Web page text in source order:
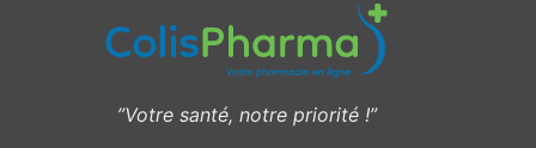
”Votre santé, notre priorité !”